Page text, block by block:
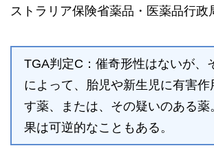
ストラリア保険省薬品・医薬品行政
TGA判定C：催奇形性はないが、
によって、胎児や新生児に有害作
す薬、または、その疑いのある薬
果は可逆的なこともある。